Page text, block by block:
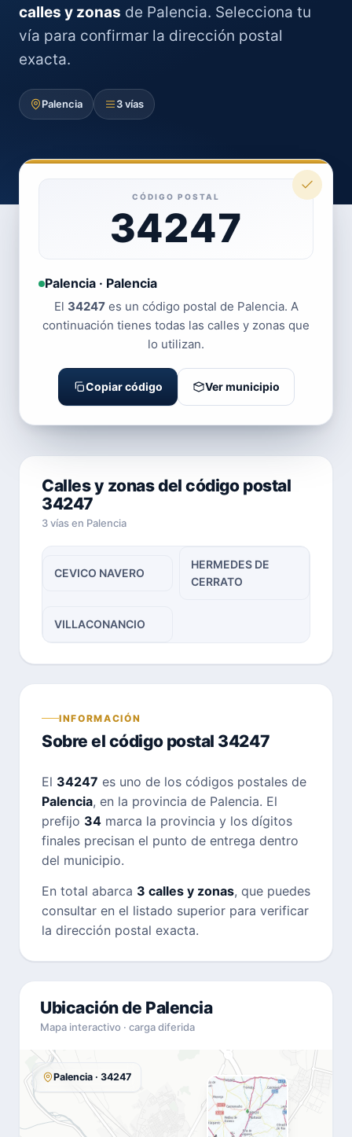
calles y zonas de Palencia. Selecciona tu
vía para confirmar la dirección postal
exacta.
Palencia 3 vías
CÓDIGO POSTAL
34247
Palencia · Palencia
El 34247es un código postal de Palencia. A
continuación tienes todas las calles y zonas que
lo utilizan.
Copiar código Ver municipio
Calles y zonas del código postal
34247
3 vías en Palencia
CEVICO NAVERO
HERMEDES DE
CERRATO
VILLACONANCIO
INFORMACIÓN
Sobre el código postal 34247
El 34247 es uno de los códigos postales de
Palencia, en la provincia de Palencia. El
prefijo 34 marca la provincia y los dígitos
finales precisan el punto de entrega dentro
del municipio.
En total abarca 3 calles y zonas, que puedes
consultar en el listado superior para verificar
la dirección postal exacta.
Ubicación de Palencia
Mapa interactivo · carga diferida
Palencia · 34247